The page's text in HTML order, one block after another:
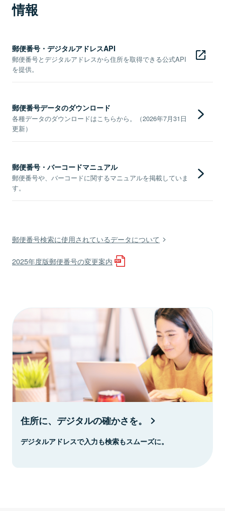
情報
郵便番号・デジタルアドレスAPI
郵便番号とデジタルアドレスから住所を取得できる公式API
を提供。
郵便番号データのダウンロード
各種データのダウンロードはこちらから。（2026年7月31日
更新）
郵便番号・バーコードマニュアル
郵便番号や、バーコードに関するマニュアルを掲載していま
す。
郵便番号検索に使用されているデータについて
2025年度版郵便番号の変更案内
住所に、デジタルの確かさを。
デジタルアドレスで入力も検索もスムーズに。